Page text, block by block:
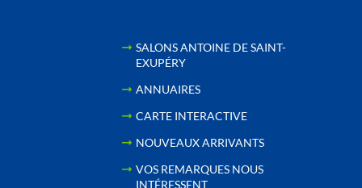
SALONS ANTOINE DE SAINT-
EXUPÉRY
ANNUAIRES
CARTE INTERACTIVE
NOUVEAUX ARRIVANTS
VOS REMARQUES NOUS
INTÉRESSENT